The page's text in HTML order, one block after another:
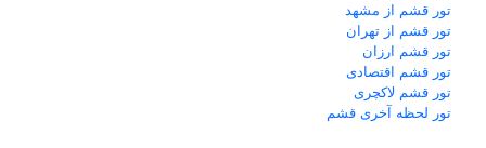
تور قشم از مشهد
تور قشم از تهران
تور قشم ارزان
تور قشم اقتصادی
تور قشم لاکچری
تور لحظه آخری قشم